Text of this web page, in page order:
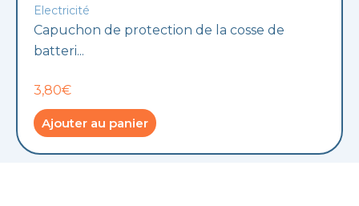
Electricité
Capuchon de protection de la cosse de
batteri...
3,80€
Ajouter au panier